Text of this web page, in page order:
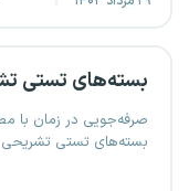
بسته‌های تستی
صرفه‌جویی در زمان با
بسته‌های تستی تشریحی